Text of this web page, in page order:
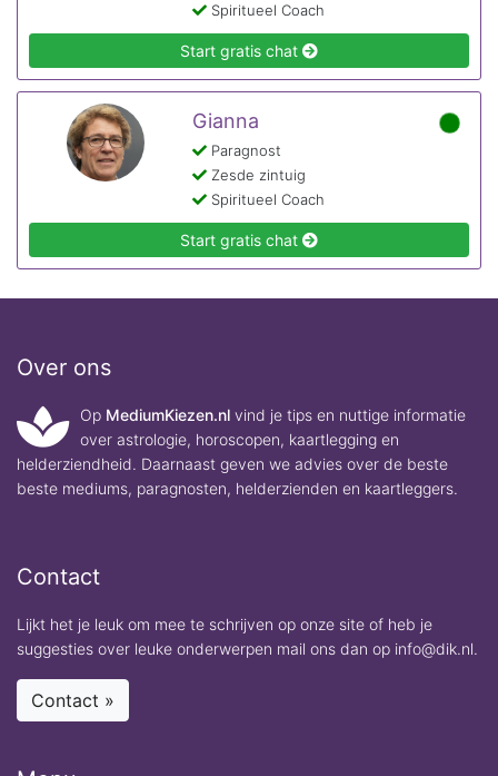
Spiritueel Coach
Start gratis chat
Gianna
Paragnost
Zesde zintuig
Spiritueel Coach
Start gratis chat
Over ons
Op MediumKiezen.nl vind je tips en nuttige informatie
over astrologie, horoscopen, kaartlegging en
helderziendheid. Daarnaast geven we advies over de beste
beste mediums, paragnosten, helderzienden en kaartleggers.
Contact
Lijkt het je leuk om mee te schrijven op onze site of heb je
suggesties over leuke onderwerpen mail ons dan op info@dik.nl.
Contact »